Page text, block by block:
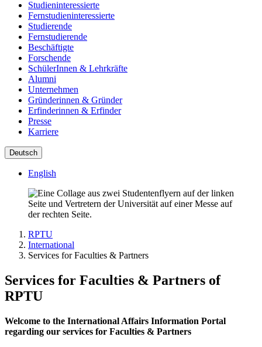
Studieninteressierte
Fernstudieninteressierte
Studierende
Fernstudierende
Beschäftigte
Forschende
SchülerInnen & Lehrkräfte
Alumni
Unternehmen
Gründerinnen & Gründer
Erfinderinnen & Erfinder
Presse
Karriere
Deutsch
English
RPTU
International
Services for Faculties & Partners
Services for Faculties & Partners of
RPTU
Welcome to the International Affairs Information Portal
regarding our services for Faculties & Partners